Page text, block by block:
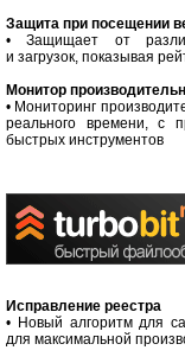
Защита при посещении
• Защищает от
и загрузок, показывая
Монитор
• Мониторинг
реального времени, с
быстрых инструментов
Исправление реестра
• Новый алгоритм для
для максимальной